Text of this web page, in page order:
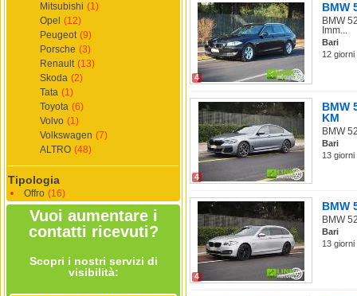
Mitsubishi (1)
Opel (12)
Peugeot (9)
Porsche (3)
Renault (13)
Skoda (2)
Tata (1)
Toyota (6)
Volvo (1)
Volkswagen (7)
ALTRO (48)
Tipologia
Offro (16)
Vuoi aumentare i
contatti ricevuti?
Scopri i nostri servizi di
visibilità:
4
BMW
BMW
Imm...
Bari
12 giorni
4
BMW
KM
BMW
Bari
13 giorni
4
BMW
BMW
Bari
13 giorni